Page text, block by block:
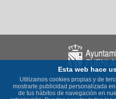
© 2023 Ayuntamiento de
Plaza de la Constitución nº 1 -
Esta web hace
Utilizamos cookies propias y de
mostrarte publicidad personalizada
de tus hábitos de navegación en